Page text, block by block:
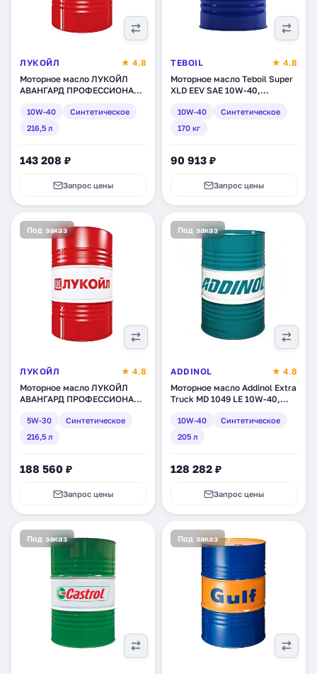
ЛУКОЙЛ
★ 4.8
Моторное масло ЛУКОЙЛ
АВАНГАРД ПРОФЕССИОНАЛ
синтетическое, 216,5 л
(196761)
10W-40
Синтетическое
216,5 л
143 208 ₽
Запрос цены
TEBOIL
★ 4.8
Моторное масло Teboil Super
XLD EEV SAE 10W-40,
302)
10W-40
Синтетическое
170 кг
90 913 ₽
Запрос цены
Под заказ
ЛУКОЙЛ
★ 4.8
Моторное масло ЛУКОЙЛ
АВАНГАРД ПРОФЕССИОНАЛ
синтетическое, 216,5 л
(222633)
5W-30
Синтетическое
216,5 л
188 560 ₽
Запрос цены
Под заказ
ADDINOL
★ 4.8
Моторное масло Addinol Extra
Truck MD 1049 LE 10W-40,
(4014766401120)
10W-40
Синтетическое
205 л
128 282 ₽
Запрос цены
Под заказ Под заказ